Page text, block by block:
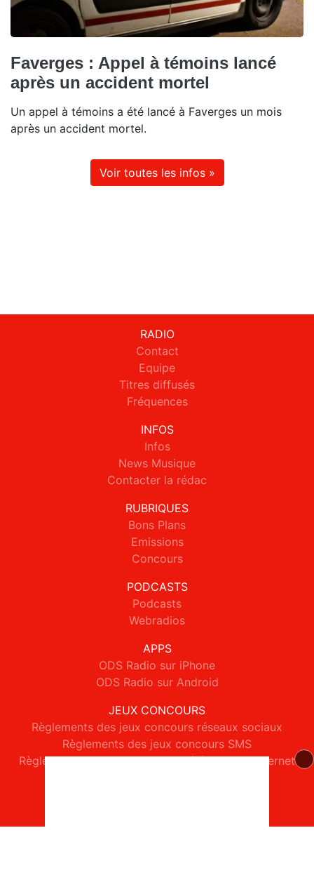
Faverges : Appel à témoins lancé
après un accident mortel
Un appel à témoins a été lancé à Faverges un mois
après un accident mortel.
Voir toutes les infos »
RADIO
Contact
Equipe
Titres diffusés
Fréquences
INFOS
Infos
News Musique
Contacter la rédac
RUBRIQUES
Bons Plans
Emissions
Concours
PODCASTS
Podcasts
Webradios
APPS
ODS Radio sur iPhone
ODS Radio sur Android
JEUX CONCOURS
Règlements des jeux concours réseaux sociaux
Règlements des jeux concours SMS
Règlements des jeux concours téléphone et internet